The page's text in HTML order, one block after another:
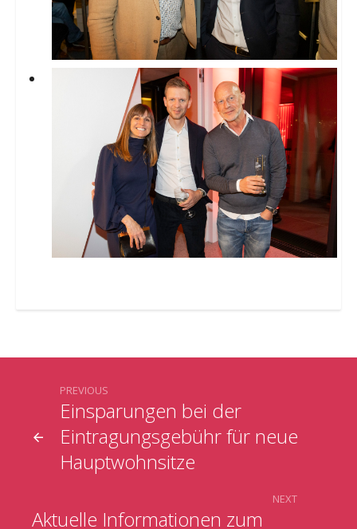
Einsparungen bei der
Eintragungsgebühr für neue
Hauptwohnsitze
PREVIOUS
Aktuelle Informationen zum
NEXT